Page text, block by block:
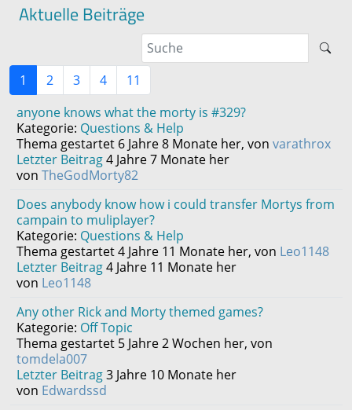
Aktuelle Beiträge
1 2 3 4
11
anyone knows what the morty is #329?
Kategorie: Questions & Help
Thema gestartet 6 Jahre 8 Monate her, von varathrox
Letzter Beitrag4 Jahre 7 Monate her
von TheGodMorty82
Does anybody know how i could transfer Mortys from
campain to muliplayer?
Kategorie: Questions & Help
Thema gestartet 4 Jahre 11 Monate her, von Leo1148
Letzter Beitrag4 Jahre 11 Monate her
von Leo1148
Any other Rick and Morty themed games?
Kategorie: Off Topic
Thema gestartet 5 Jahre 2 Wochen her, von
tomdela007
Letzter Beitrag3 Jahre 10 Monate her
von Edwardssd